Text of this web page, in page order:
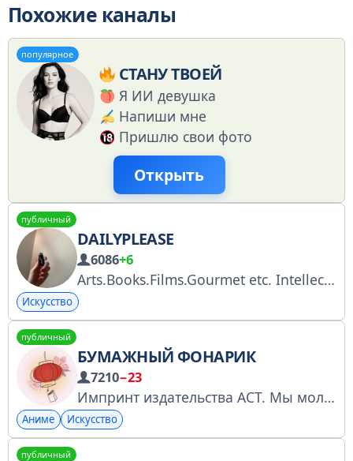
Похожие каналы
популярное
СТАНУ ТВОЕЙ
Я ИИ девушка
Напиши мне
Пришлю свои фото
Открыть
публичный
DAILYPLEASE
6086+6
Arts.Books.Films.Gourmet etc. Intellectual shark, one-person salon. Talk to me @secretmarie
Искусство
публичный
БУМАЖНЫЙ ФОНАРИК
7210−23
Импринт издательства АСТ. Мы молодая команда, которая давно увлекается различными игровыми, вебтун- и аниме-фэндомами. Наше дело — красивые иллюстрированные книги. ВК — https://vk.com/bumazhniyfonarik
Аниме Искусство
публичный